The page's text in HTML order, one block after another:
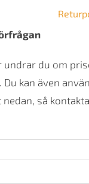
undrar du om
. Du kan även
så